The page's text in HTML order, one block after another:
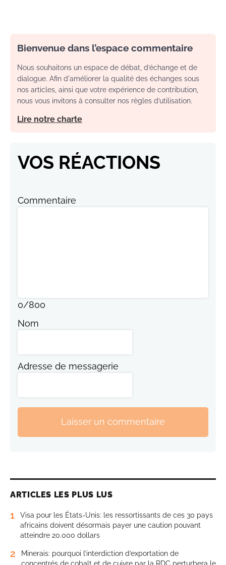
Bienvenue dans l’espace commentaire
Nous souhaitons un espace de débat, d’échange et de
dialogue. Afin d'améliorer la qualité des échanges sous
nos articles, ainsi que votre expérience de contribution,
nous vous invitons à consulter nos règles d’utilisation.
Lire notre charte
VOS RÉACTIONS
Commentaire
0/800
Nom
Adresse de messagerie
Laisser un commentaire
ARTICLES LES PLUS LUS
1
Visa pour les États-Unis: les ressortissants de ces 30 pays
africains doivent désormais payer une caution pouvant
atteindre 20.000 dollars
2
Minerais: pourquoi l’interdiction d’exportation de
concentrés de cobalt et de cuivre par la RDC perturbera le